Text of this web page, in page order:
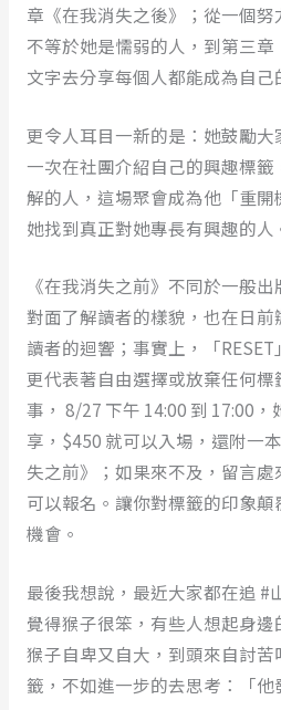
章《在我消失之後》；從一個努
不等於她是懦弱的人，到第三
文字去分享每個人都能成為自己
更令人耳目一新的是：她鼓勵
一次在社團介紹自己的興趣標
解的人，這場聚會成為他「重
她找到真正對她專長有興趣的人
《在我消失之前》不同於一般
對面了解讀者的樣貌，也在日
讀者的迴響；事實上，「
更代表著自由選擇或放棄任何
事， 8/27 下午 14:00 到 17:00
享，$450 就可以入場，還附一
失之前》；如果來不及，留言
可以報名。讓你對標籤的印象
機會。
最後我想說，最近大家都在追 #
覺得猴子很笨，有些人想起身
猴子自卑又自大，到頭來自討
籤，不如進一步的去思考：「他